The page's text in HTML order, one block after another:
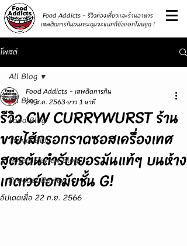
Food Addicts - รีวิวท่องเที่ยวและร้านอาหาร
เสพติดการกินจนกระดุมจะแหกก็ยังแ๑กไม่หยุด !
โพสต์
All Blog
Food Blog
Travel Blog
Hotels Review Blog
Product Review
All Blog
รีวิว CW CURRYWURST ร้าน
ขายไส้กรอกราดซอสเครื่องเทศ
สูตรต้นตำรับเยอรมันแท้ๆ บนห้าง
เกตเวย์เอกมัยชั้น G!
Food Addicts - เสพติดการกิน
29 ส.ค. 2563ยาว 1 นาที
อัปเดตเมื่อ 22 ก.ย. 2566